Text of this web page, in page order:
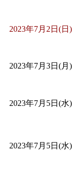
～」
「子
間
2023年7月2日(日)
2023年7月3日(月)
2023年7月5日(水)
2023年7月5日(水)